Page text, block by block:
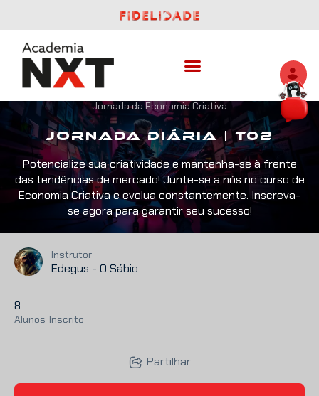
Jornada da Economia Criativa
Jornada Diária | T02
Potencialize sua criatividade e mantenha-se à frente
das tendências de mercado! Junte-se a nós no curso de
Economia Criativa e evolua constantemente. Inscreva-
se agora para garantir seu sucesso!
Instrutor
Edegus - O Sábio
8
Alunos Inscrito
Partilhar